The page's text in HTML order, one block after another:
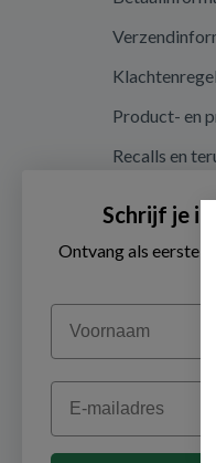
Product- en
Recalls en
Privacy en
Cookie
Algemene
Schrijf je in
Ontvang als eerste
Voornaam
Email